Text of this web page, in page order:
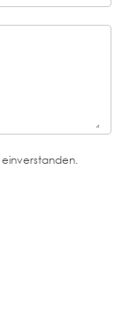
einverstanden.